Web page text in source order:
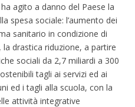
agito a danno del Paese la
spesa sociale: l’aumento dei
sanitario in condizione di
drastica riduzione, a partire
sociali da 2,7 miliardi a 300
tagli ai servizi ed ai
ed i tagli alla scuola, con la
attività integrative